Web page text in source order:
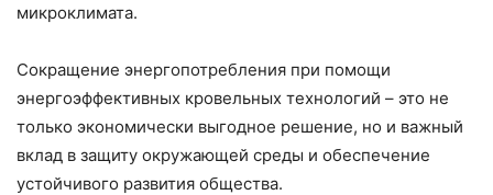
микроклимата.
Сокращение энергопотребления при помощи
энергоэффективных кровельных технологий – это не
только экономически выгодное решение, но и важный
вклад в защиту окружающей среды и обеспечение
устойчивого развития общества.